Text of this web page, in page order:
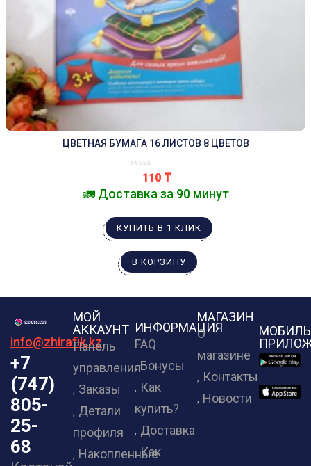
ЦВЕТНАЯ БУМАГА 16 ЛИСТОВ 8 ЦВЕТОВ
110 ₸
🚛 Доставка за 90 минут
КУПИТЬ В 1 КЛИК
В КОРЗИНУ
info@zhirafik.kz
+7
(747)
805-
25-
68
МОЙ
АККАУНТ
Панель
управления
Заказы
Детали
профиля
Накопленные
ИНФОРМАЦИЯ
FAQ
Бонусы
Как
купить?
Доставка
Как
МАГАЗИН
О
магазине
Контакты
Новости